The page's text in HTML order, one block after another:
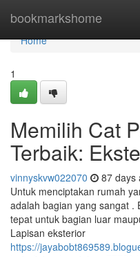
bookmarkshome
Home
Home
1
Memilih Cat
Terbaik:
vinnyskvw022070 87 days
Untuk menciptakan rumah
adalah bagian yang sangat .
tepat untuk bagian luar
Lapisan eksterior
https://